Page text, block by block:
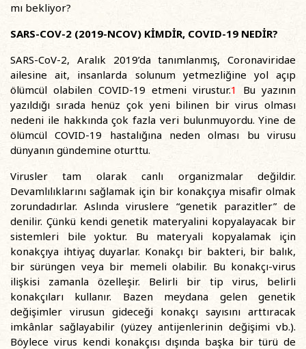
mı bekliyor?
SARS-COV-2 (2019-NCOV) KİMDİR, COVID-19 NEDİR?
SARS-CoV-2, Aralık 2019’da tanımlanmış, Coronaviridae
ailesine ait, insanlarda solunum yetmezliğine yol açıp
ölümcül olabilen COVID-19 etmeni virustur.1
Bu yazının
yazıldığı sırada henüz çok yeni bilinen bir virus olması
nedeni ile hakkında çok fazla veri bulunmuyordu. Yine de
ölümcül COVID-19 hastalığına neden olması bu virusu
dünyanın gündemine oturttu.
Virusler tam olarak canlı organizmalar değildir.
Devamlılıklarını sağlamak için bir konakçıya misafir olmak
zorundadırlar. Aslında viruslere “genetik parazitler” de
denilir. Çünkü kendi genetik materyalini kopyalayacak bir
sistemleri bile yoktur. Bu materyali kopyalamak için
konakçıya ihtiyaç duyarlar. Konakçı bir bakteri, bir balık,
bir sürüngen veya bir memeli olabilir. Bu konakçı-virus
ilişkisi zamanla özelleşir. Belirli bir tip virus, belirli
konakçıları kullanır. Bazen meydana gelen genetik
değişimler virusun gideceği konakçı sayısını arttıracak
imkânlar sağlayabilir (yüzey antijenlerinin değişimi vb.).
Böylece virus kendi konakçısı dışında başka bir türü de